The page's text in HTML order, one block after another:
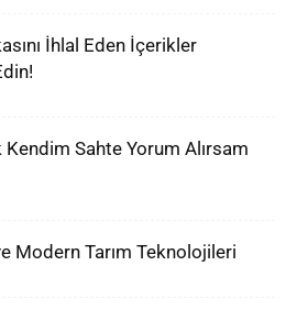
İhlal Eden İçerikler
Sahte Yorum Alırsam
Modern Tarım Teknolojileri